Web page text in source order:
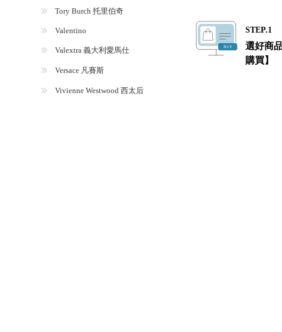
STEP.1
選好商
購買】
Tory Burch 托里伯奇
Valentino
Valextra 義大利愛馬仕
Versace 凡賽斯
Vivienne Westwood 西太后